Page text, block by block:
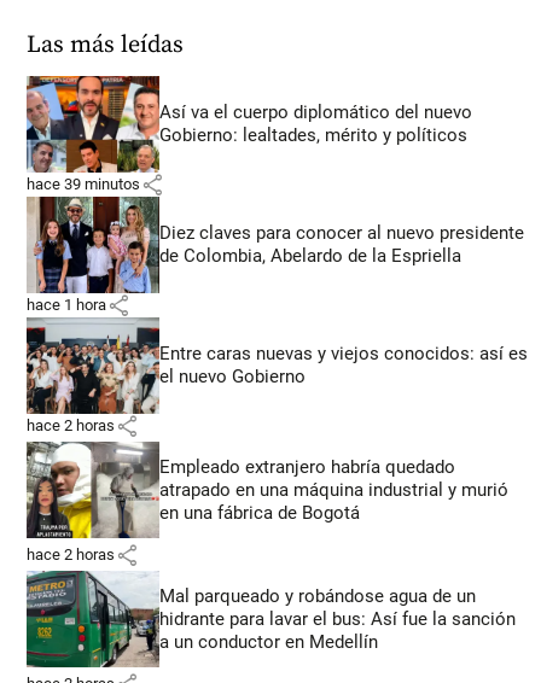
Las más leídas
Así va el cuerpo diplomático del nuevo
Gobierno: lealtades, mérito y políticos
hace 39 minutos share
Diez claves para conocer al nuevo presidente
de Colombia, Abelardo de la Espriella
hace 1 hora share
Entre caras nuevas y viejos conocidos: así es
el nuevo Gobierno
hace 2 horas share
Empleado extranjero habría quedado
atrapado en una máquina industrial y murió
en una fábrica de Bogotá
hace 2 horas share
Mal parqueado y robándose agua de un
hidrante para lavar el bus: Así fue la sanción
a un conductor en Medellín